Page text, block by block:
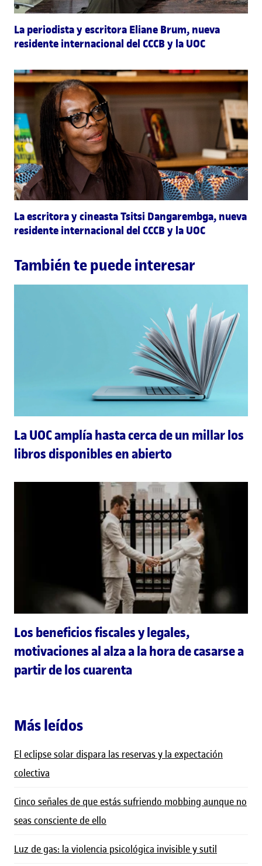
La periodista y escritora Eliane Brum, nueva
residente internacional del CCCB y la UOC
La escritora y cineasta Tsitsi Dangarembga, nueva
residente internacional del CCCB y la UOC
También te puede interesar
La UOC amplía hasta cerca de un millar los
libros disponibles en abierto
Los beneficios fiscales y legales,
motivaciones al alza a la hora de casarse a
partir de los cuarenta
Más leídos
El eclipse solar dispara las reservas y la expectación
colectiva
Cinco señales de que estás sufriendo mobbing aunque no
seas consciente de ello
Luz de gas: la violencia psicológica invisible y sutil